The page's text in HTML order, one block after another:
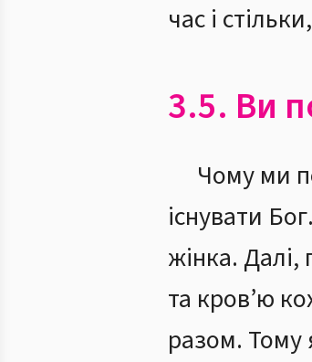
час і
3.5. Ви
Чому ми
існувати
жінка.
та кров’ю
разом. Тому